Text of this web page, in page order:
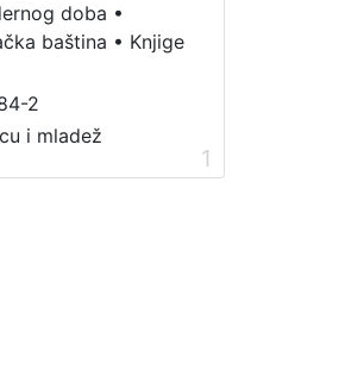
doba •
baština • Knjige
2
i mladež
1